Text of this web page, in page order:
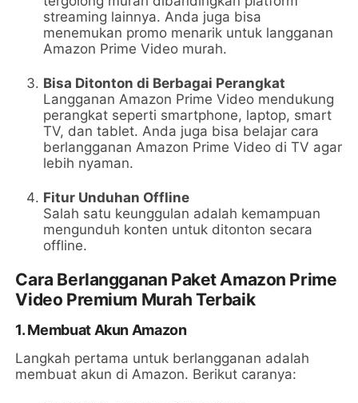
streaming lainnya. Anda juga bisa
menemukan promo menarik untuk langganan
Amazon Prime Video murah.
Bisa Ditonton di Berbagai Perangkat
Langganan Amazon Prime Video mendukung
perangkat seperti smartphone, laptop, smart
TV, dan tablet. Anda juga bisa belajar cara
berlangganan Amazon Prime Video di TV agar
lebih nyaman.
Fitur Unduhan Offline
Salah satu keunggulan adalah kemampuan
mengunduh konten untuk ditonton secara
offline.
Cara Berlangganan Paket Amazon Prime
Video Premium Murah Terbaik
1. Membuat Akun Amazon
Langkah pertama untuk berlangganan adalah
membuat akun di Amazon. Berikut caranya: